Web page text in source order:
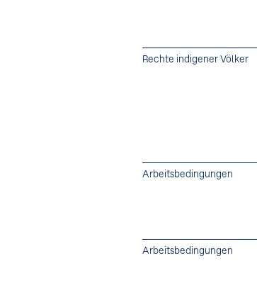
Rechte indigener Völker
Arbeitsbedingungen
Arbeitsbedingungen